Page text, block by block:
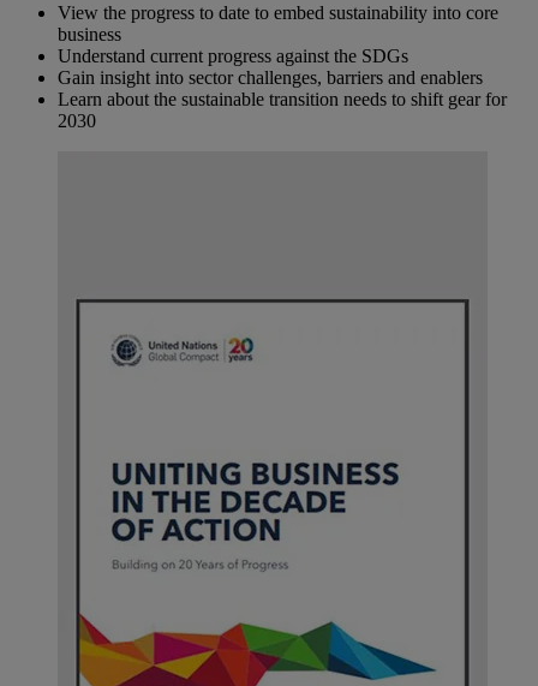
View the progress to date to embed sustainability into core
business
Understand current progress against the SDGs
Gain insight into sector challenges, barriers and enablers
Learn about the sustainable transition needs to shift gear for
2030